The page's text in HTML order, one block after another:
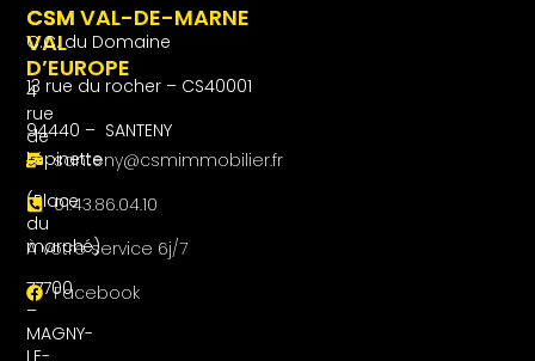
CSM
VAL
D’EUROPE
4
rue
de
l’épinette
(Place
du
marché)
77700
–
MAGNY-
LE-
CSM VAL-DE-MARNE
C.C. du Domaine
13 rue du rocher – CS40001
94440 – SANTENY
santeny@csmimmobilier.fr
01.43.86.04.10
À votre service 6j/7
Facebook